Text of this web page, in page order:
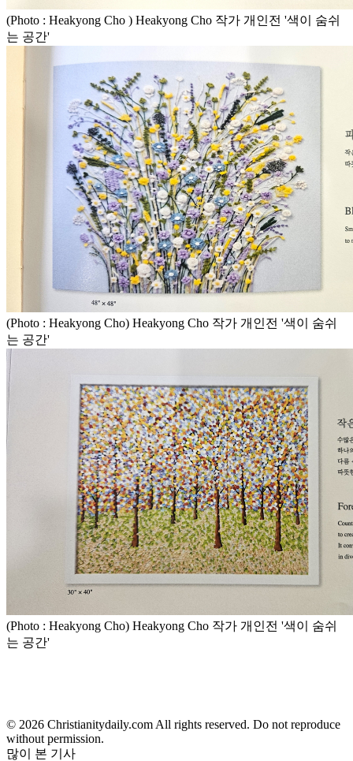
(Photo : Heakyong Cho ) Heakyong Cho 작가 개인전 '색이 숨쉬
는 공간'
(Photo : Heakyong Cho) Heakyong Cho 작가 개인전 '색이 숨쉬
는 공간'
(Photo : Heakyong Cho) Heakyong Cho 작가 개인전 '색이 숨쉬
는 공간'
© 2026 Christianitydaily.com All rights reserved. Do not reproduce
without permission.
많이 본 기사